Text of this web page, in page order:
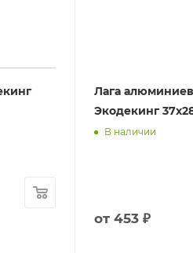
Лага
Экодекинг
В наличии
от 453 ₽